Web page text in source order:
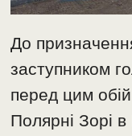
До
заступником
перед цим
Полярні Зорі